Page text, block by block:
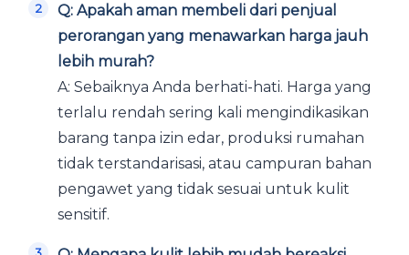
Q: Apakah aman membeli dari penjual
perorangan yang menawarkan harga jauh
lebih murah?
A: Sebaiknya Anda berhati-hati. Harga yang
terlalu rendah sering kali mengindikasikan
barang tanpa izin edar, produksi rumahan
tidak terstandarisasi, atau campuran bahan
pengawet yang tidak sesuai untuk kulit
sensitif.